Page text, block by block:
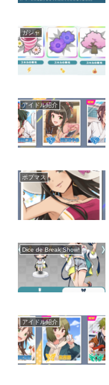
ガシャ
アイドル紹介
ポプマス
Dice de Break Show!
アイドル紹介